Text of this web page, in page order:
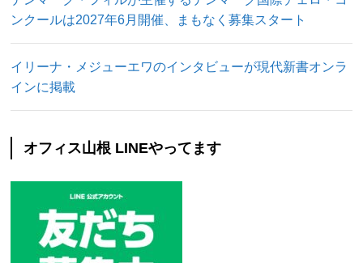
ンクールは2027年6月開催、まもなく募集スタート
イリーナ・メジューエワのインタビューが現代新書オンラ
インに掲載
オフィス山根 LINEやってます